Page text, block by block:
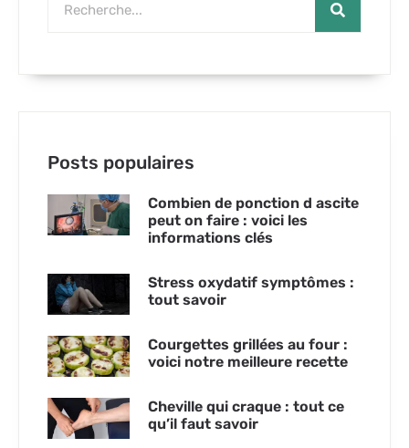
Posts populaires
Combien de ponction d ascite
peut on faire : voici les
informations clés
Stress oxydatif symptômes :
tout savoir
Courgettes grillées au four :
voici notre meilleure recette
Cheville qui craque : tout ce
qu’il faut savoir